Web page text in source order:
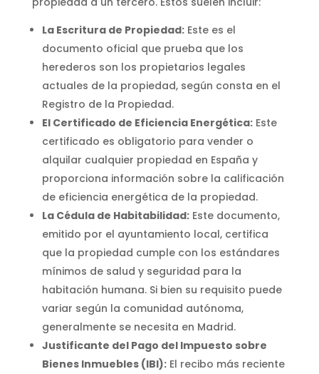
La Escritura de Propiedad:Este es el
documento oficial que prueba que los
herederos son los propietarios legales
actuales de la propiedad, según consta en el
Registro de la Propiedad.
El Certificado de Eficiencia Energética:Este
certificado es obligatorio para vender o
alquilar cualquier propiedad en España y
proporciona información sobre la calificación
de eficiencia energética de la propiedad.
La Cédula de Habitabilidad:Este documento,
emitido por el ayuntamiento local, certifica
que la propiedad cumple con los estándares
mínimos de salud y seguridad para la
habitación humana. Si bien su requisito puede
variar según la comunidad autónoma,
generalmente se necesita en Madrid.
Justificante del Pago del Impuesto sobre
Bienes Inmuebles (IBI):El recibo más reciente